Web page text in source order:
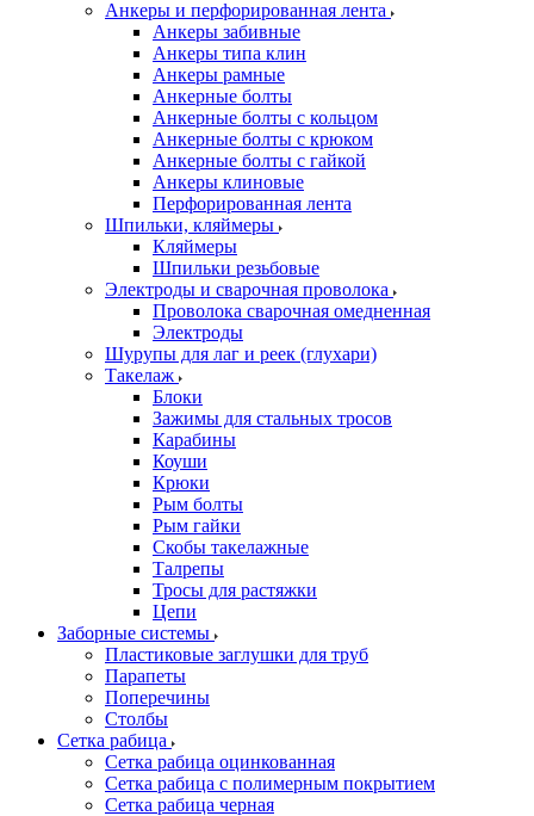
Анкеры и перфорированная лента
Анкеры забивные
Анкеры типа клин
Анкеры рамные
Анкерные болты
Анкерные болты с кольцом
Анкерные болты с крюком
Анкерные болты с гайкой
Анкеры клиновые
Перфорированная лента
Шпильки, кляймеры
Кляймеры
Шпильки резьбовые
Электроды и сварочная проволока
Проволока сварочная омедненная
Электроды
Шурупы для лаг и реек (глухари)
Такелаж
Блоки
Зажимы для стальных тросов
Карабины
Коуши
Крюки
Рым болты
Рым гайки
Скобы такелажные
Талрепы
Тросы для растяжки
Цепи
Заборные системы
Пластиковые заглушки для труб
Парапеты
Поперечины
Столбы
Сетка рабица
Сетка рабица оцинкованная
Сетка рабица с полимерным покрытием
Сетка рабица черная